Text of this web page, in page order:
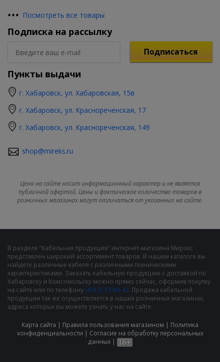
••• Посмотреть все товары
Подписка на рассылку
Подписаться
Пункты выдачи
г. Хабаровск, ул. Хабаровская, 15в
г. Хабаровск, ул. Краснореченская, 17
г. Хабаровск, ул. Краснореченская, 149
shop@mireks.ru
Цена на сайте носит информационный характер и не является
публичной офертой. Цены и фактическое количество товаров в
розничных магазинах могут отличаться от указанных на сайте.
В разделе "Кабельная продукция" интернет-магазина Мирэкс
представлен широкий ассортимент товаров. В нашем каталоге вы
найдете различные кабеля с различными техническими
характеристиками. Заказать кабельную продукцию с доставкой по
Хабаровску и Комсомольску можно прямо сейчас, оформив покупку
на сайте или по телефону (4212) 73-60-42. Продажа кабельной
продукции так же осуществляется в наших розничных магазинах,
адреса которых вы можете узнать у нас на сайте.
Карта сайта | Правила пользования магазином | Политика
конфиденциальности | Cогласие на обработку персональных
данных|